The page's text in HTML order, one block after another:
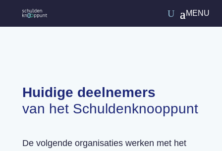
Huidige deelnemers
van het Schuldenknooppunt
De volgende organisaties werken met het